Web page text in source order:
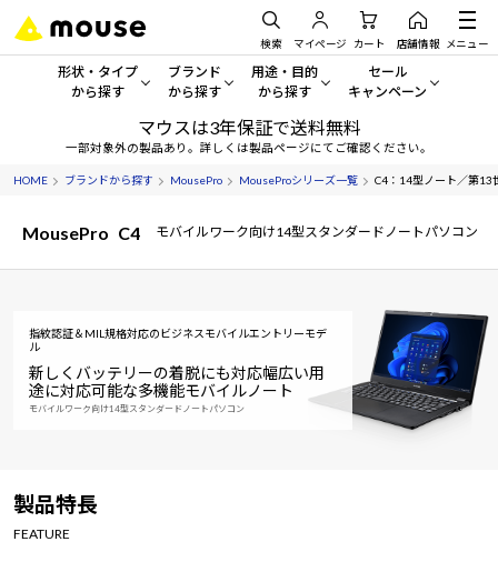
検索 マイページ カート 店舗情報 メニュー
形状・タイプ
から探す
形状・タイプから探す をすべてみる
デスクトップPC
ノートPC
ワークステーション
Windows 11
ブランド
から探す
mouse
G TUNE
NEXTGEAR
iiyama
用途・目的
から探す
一般向けパソコン
ゲーミングPC・ゲーム向けパソコン
クリエイティブ向け
スペック/パーツ別
セール
キャンペーン
セール・キャンペー
期間限定セール
おすすめ目玉パソコン
今イチオシのパソコンをピ
Windows 11|Copilot+ PC
マウスは3年保証で送料無料
一部対象外の製品あり。詳しくは製品ページにてご確認ください。
HOME ブランドから探す MousePro MouseProシリーズ一覧 C4：14型ノート／第13
MousePro C4 モバイルワーク向け14型スタンダードノートパソコン
指紋認証＆MIL規格対応のビジネスモバイルエントリーモデ
ル
新しくバッテリーの着脱にも対応幅広い用
途に対応可能な多機能モバイルノート
モバイルワーク向け14型スタンダードノートパソコン
製品特長
FEATURE